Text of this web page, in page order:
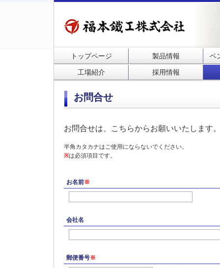
トップページ 製品情報 ベ
工場紹介 採用情報
お問合せ
お問合せは、こちらからお願いいたします
半角カタカナはご使用にならないでください。
※は必須項目です。
お名前※
会社名
郵便番号※